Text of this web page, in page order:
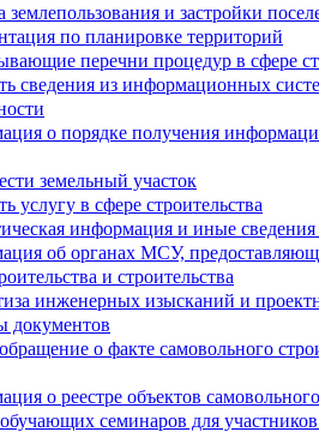
землепользования и застройки
по планировке территорий
перечни процедур в сфере
сведения из информационных
о порядке получения
земельный участок
услугу в сфере строительства
информация и иные сведения
об органах МСУ,
и строительства
инженерных изысканий и
документов
о факте самовольного
о реестре объектов
семинаров для участников